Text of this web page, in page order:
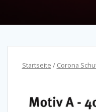
Startseite / Corona